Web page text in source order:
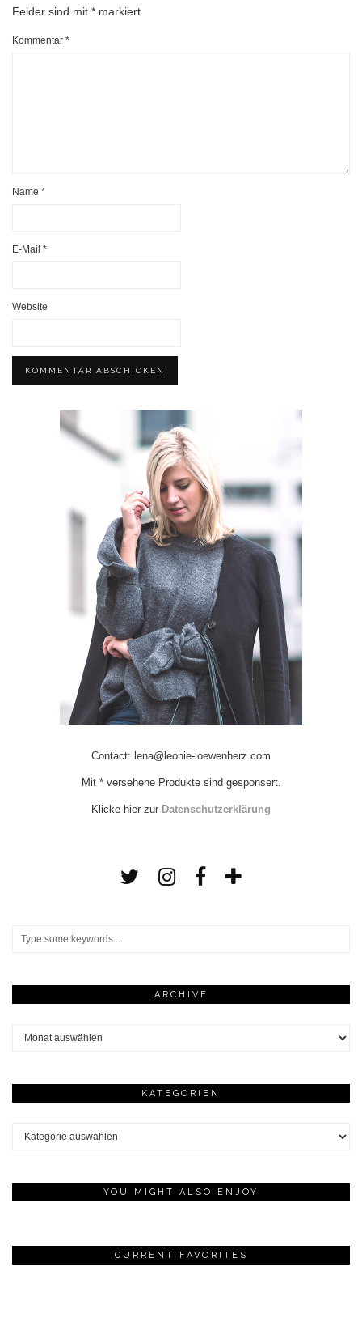
Felder sind mit * markiert
Kommentar *
Name *
E-Mail *
Website
Contact: lena@leonie-loewenherz.com
Mit * versehene Produkte sind gesponsert.
Klicke hier zur Datenschutzerklärung
ARCHIVE
KATEGORIEN
YOU MIGHT ALSO ENJOY
CURRENT FAVORITES